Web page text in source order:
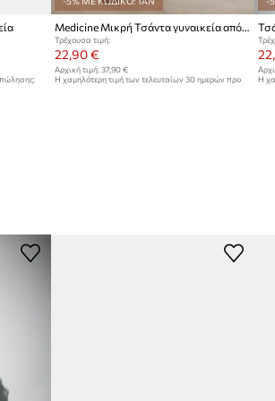
Medicine Μικρή Τσάντα γυναικεία από απομίμηση δέρματος
Τρέχουσα τιμή:
22,90 €
Αρχική τιμή:37,90 €
Η χαμηλότερη τιμή των τελευταίων 30 ημερών προ
Η